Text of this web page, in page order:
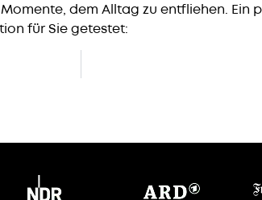
dem Alltag zu entfliehen. Ein
für Sie getestet: